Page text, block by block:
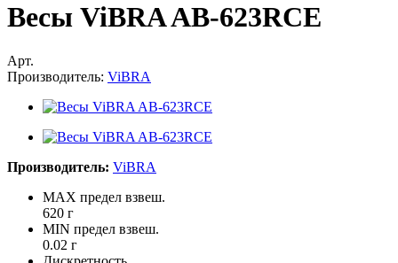
Весы ViBRA AB-623RCE
Арт.
Производитель: ViBRA
Производитель: ViBRA
MAX предел взвеш.
620 г
MIN предел взвеш.
0.02 г